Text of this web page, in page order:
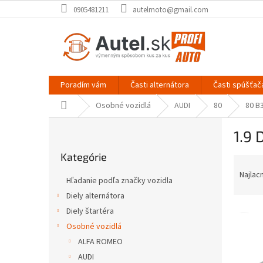
na
0905481211 autelmoto@gmail.com
Poradím vám Časti alternátora Časti
Domov Osobné vozidlá AUDI 80 80
kategórie
Kategórie
Hľadanie podľa značky vozidla
Diely alternátora
Diely štartéra
Osobné vozidlá
ALFA ROMEO
AUDI
1.9